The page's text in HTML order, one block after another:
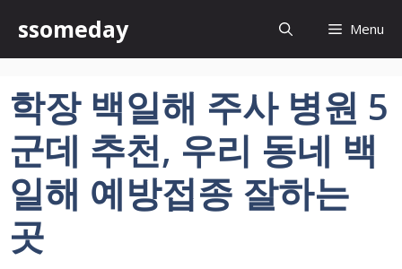
츠
건
뛰
ssomeday Menu
학장 백일해 주사 병원 5
군데 추천, 우리 동네 백
일해 예방접종 잘하는
곳